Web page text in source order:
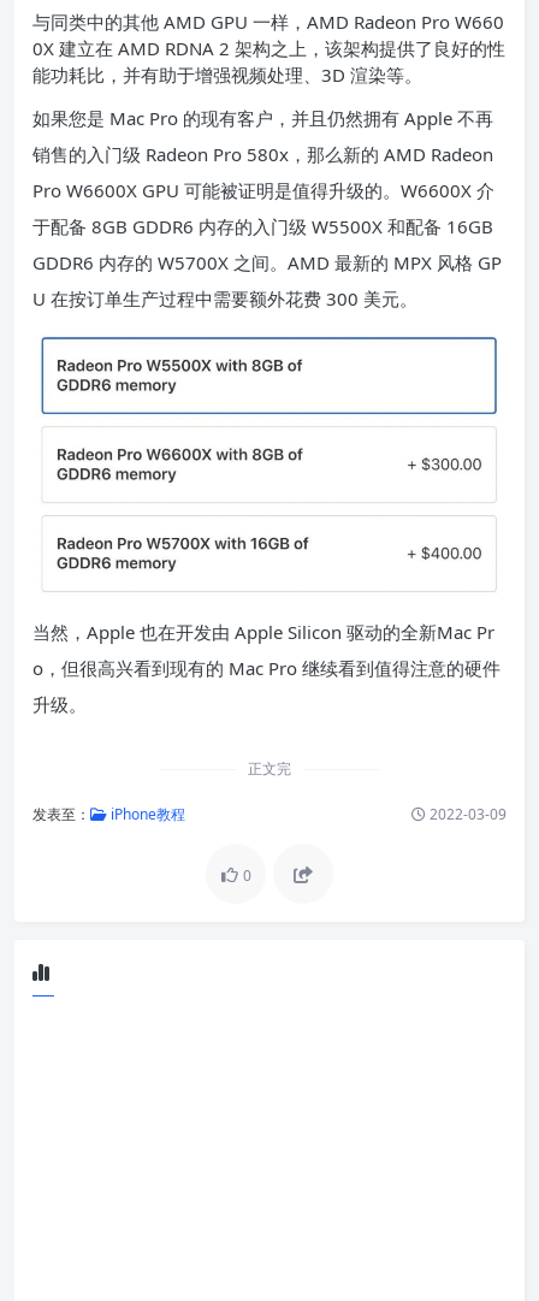
与同类中的其他 AMD GPU 一样，AMD Radeon Pro W660
0X 建立在 AMD RDNA 2 架构之上，该架构提供了良好的性
能功耗比，并有助于增强视频处理、3D 渲染等。
如果您是 Mac Pro 的现有客户，并且仍然拥有 Apple 不再
销售的入门级 Radeon Pro 580x，那么新的 AMD Radeon
Pro W6600X GPU 可能被证明是值得升级的。W6600X 介
于配备 8GB GDDR6 内存的入门级 W5500X 和配备 16GB
GDDR6 内存的 W5700X 之间。AMD 最新的 MPX 风格 GP
U 在按订单生产过程中需要额外花费 300 美元。
当然，Apple 也在开发由 Apple Silicon 驱动的全新Mac Pr
o ，但很高兴看到现有的 Mac Pro 继续看到值得注意的硬件
升级。
正文完
发表至： iPhone教程 2022-03-09
0